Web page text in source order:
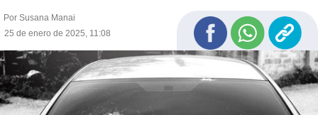
Por Susana Manai
25 de enero de 2025, 11:08